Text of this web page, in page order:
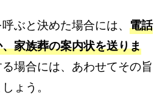
ぶと決めた場合には、 電話
家族葬の案内状を送りま
場合には、あわせてその旨
ょう。